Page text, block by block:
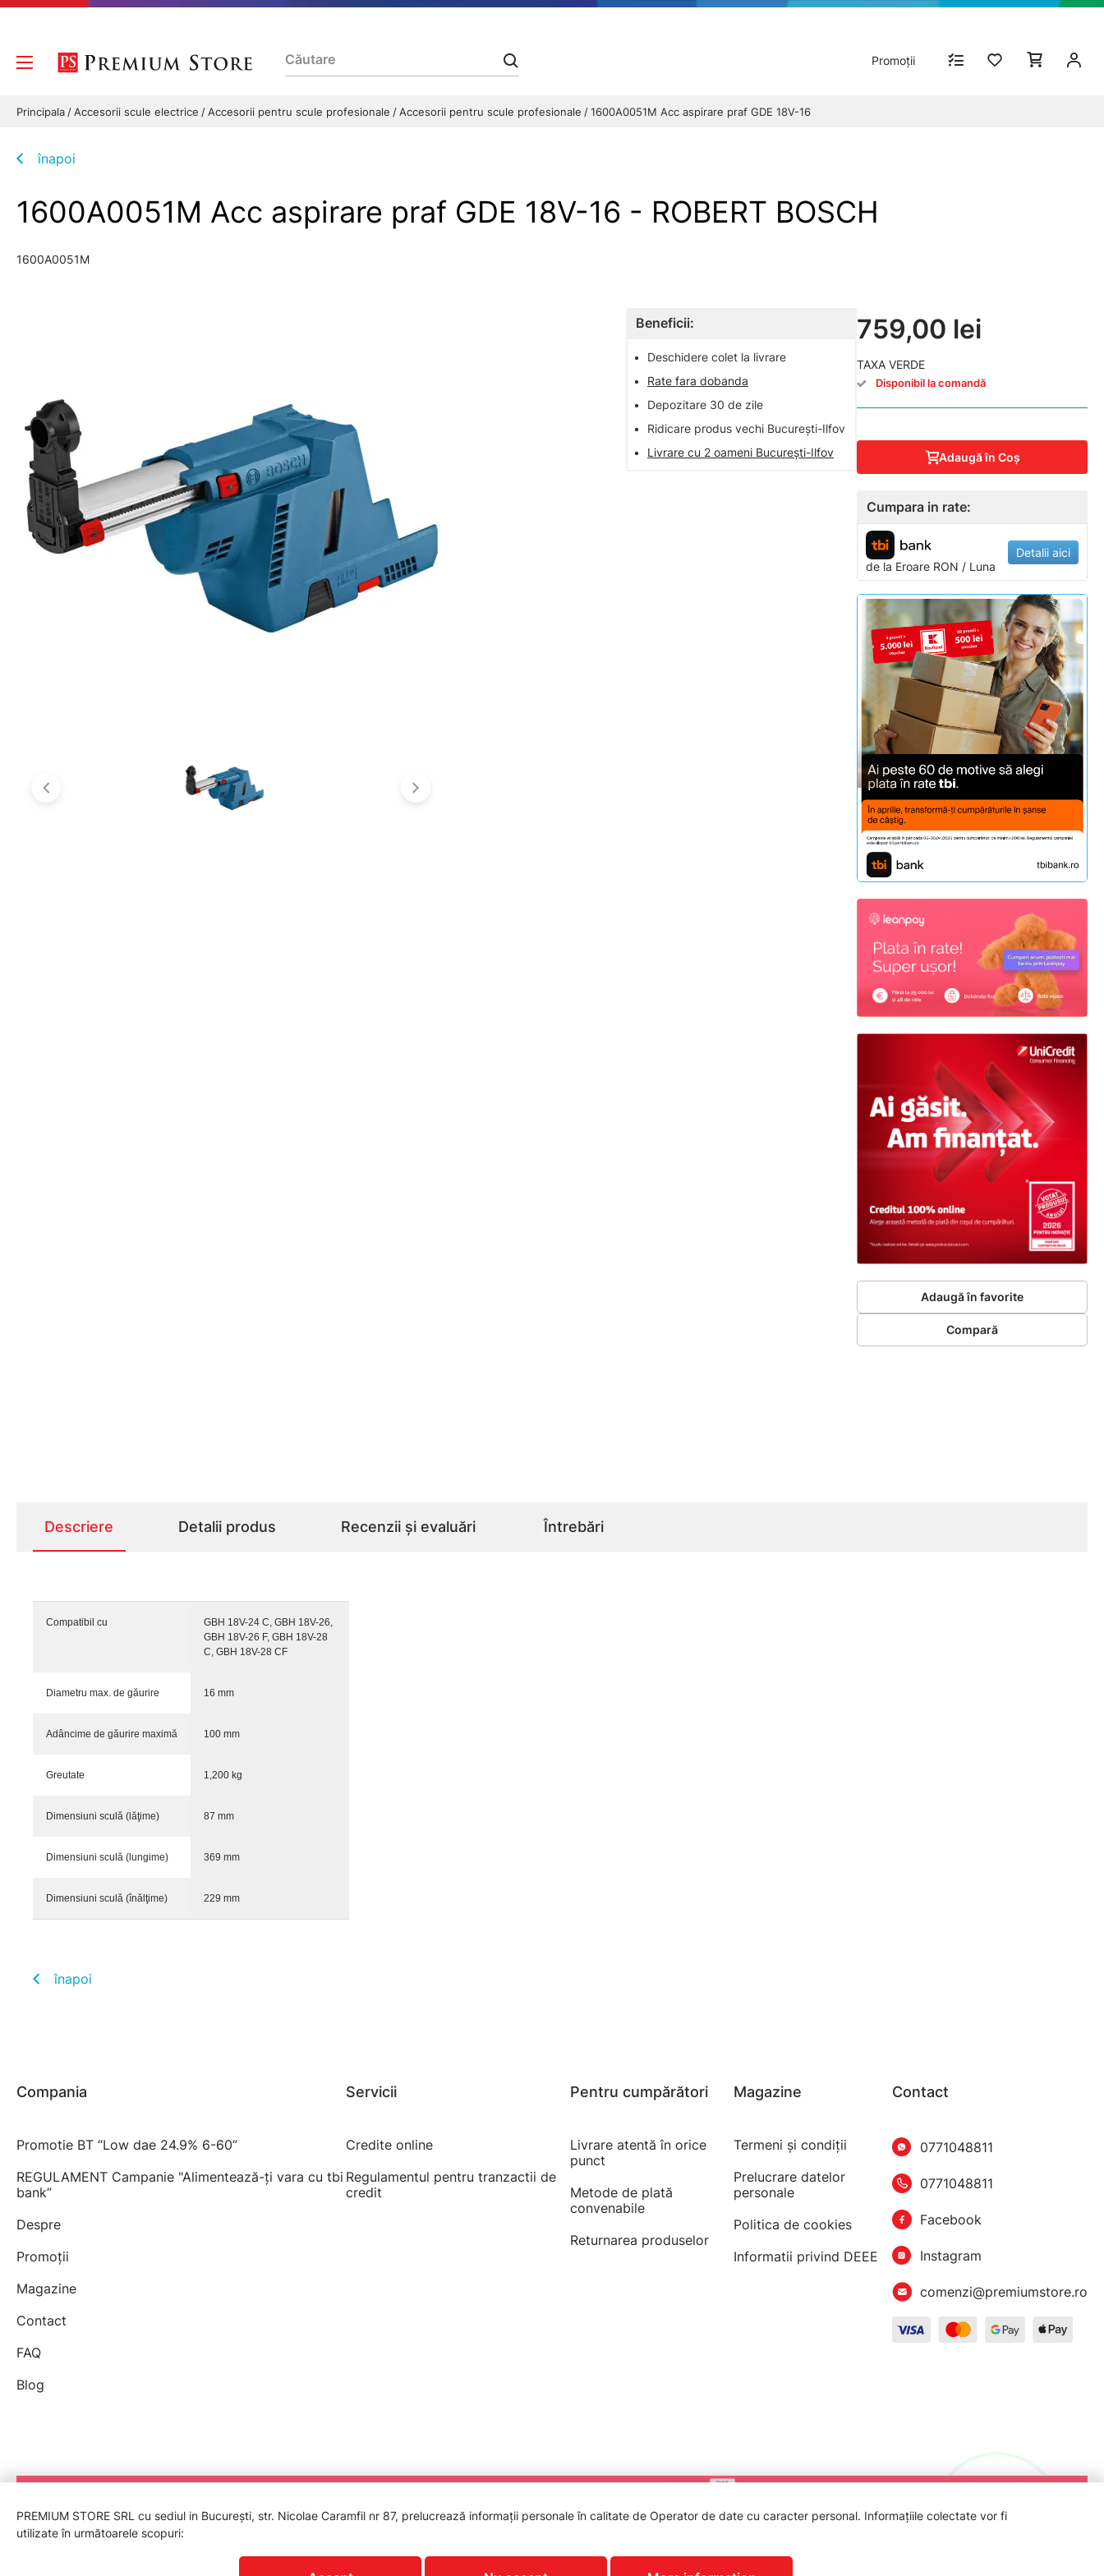
Promoții
Principala Accesorii scule electrice Accesorii pentru scule profesionale Accesorii pentru scule profesionale 1600A0051M Acc aspirare praf GDE 18V-16
înapoi
1600A0051M Acc aspirare praf GDE 18V-16 - ROBERT BOSCH
1600A0051M
Beneficii:
•
Deschidere colet la livrare
•
Rate fara dobanda
•
Depozitare 30 de zile
•
Ridicare produs vechi București-Ilfov
•
Livrare cu 2 oameni București-Ilfov
759,00 lei
TAXA VERDE
Disponibil la comandă
Adaugă în Coş
Cumpara in rate:
de la Eroare RON / Luna
Detalii aici
Adaugă în favorite
Compară
Descriere Detalii produs Recenzii și evaluări Întrebări
Compatibil cu
GBH 18V-24 C, GBH 18V-26,
GBH 18V-26 F, GBH 18V-28
C, GBH 18V-28 CF
Diametru max. de găurire 16 mm
Adâncime de găurire maximă 100 mm
Greutate 1,200 kg
Dimensiuni sculă (lăţime) 87 mm
Dimensiuni sculă (lungime) 369 mm
Dimensiuni sculă (înălţime) 229 mm
înapoi
Compania
Promotie BT “Low dae 24.9% 6-60”
REGULAMENT Campanie "Alimentează-ți vara cu tbi
bank”
Despre
Promoții
Magazine
Contact
FAQ
Blog
Servicii
Credite online
Regulamentul pentru tranzactii de
credit
Pentru cumpărători
Livrare atentă în orice
punct
Metode de plată
convenabile
Returnarea produselor
Magazine
Termeni şi condiţii
Prelucrare datelor
personale
Politica de cookies
Informatii privind DEEE
Contact
0771048811
0771048811
Facebook
Instagram
comenzi@premiumstore.ro
PROTECTIA CONSUMATORILOR - A.N.P.C.
PREMIUM STORE SRL cu sediul in București, str. Nicolae Caramfil nr 87, prelucrează informații personale în calitate de Operator de date cu caracter personal. Informațiile colectate vor fi
utilizate în următoarele scopuri: